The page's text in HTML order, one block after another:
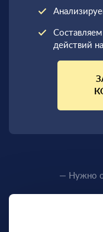
действий
— Нужно